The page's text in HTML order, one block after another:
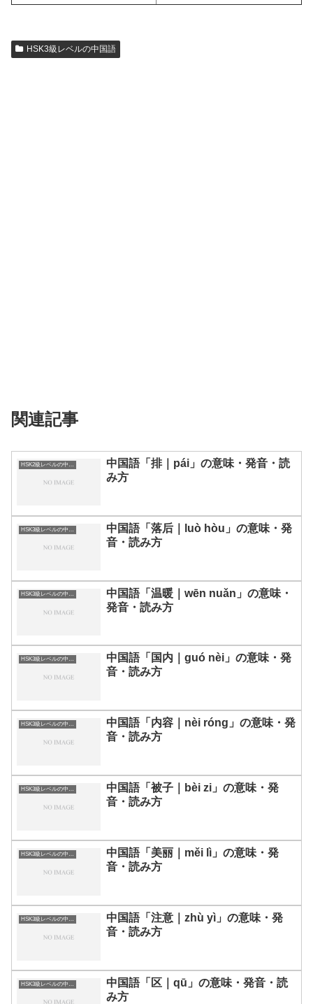
HSK3級レベルの中国語
関連記事
中国語「排｜pái」の意味・発音・読
み方
中国語「落后｜luò hòu」の意味・発
音・読み方
HSK3級レベルの中国語
中国語「温暖｜wēn nuǎn」の意味・
発音・読み方
HSK3級レベルの中国語
中国語「国内｜guó nèi」の意味・発
音・読み方
HSK3級レベルの中国語
中国語「内容｜nèi róng」の意味・発
音・読み方
HSK3級レベルの中国語
中国語「被子｜bèi zi」の意味・発
音・読み方
HSK3級レベルの中国語
中国語「美丽｜měi lì」の意味・発
音・読み方
HSK3級レベルの中国語
中国語「注意｜zhù yì」の意味・発
音・読み方
中国語「区｜qū」の意味・発音・読
み方